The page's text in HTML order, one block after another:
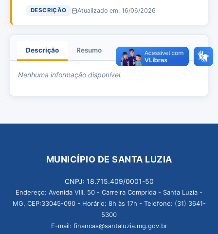
DESCRIÇÃO Atualizado em: 16/06/2026
Descrição Resumo Anexos
Nenhuma informação disponível.
MUNICÍPIO DE SANTA LUZIA
CNPJ: 18.715.409/0001-50
Endereço: Avenida VIII, 50 - Carreira Comprida - Santa Luzia -
MG, CEP:33045-090 - Horário: 8h às 17h - Telefone: (31) 3641-
5300
E-mail: financas@santaluzia.mg.gov.br